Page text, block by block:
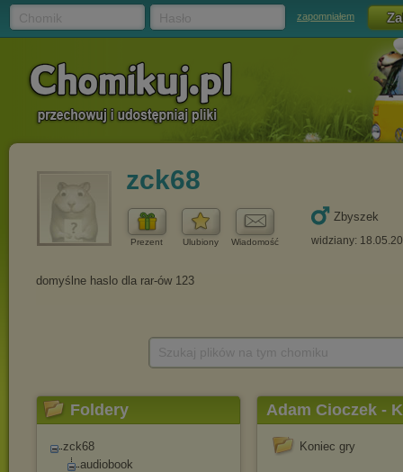
zapomniałem
zck68
Prezent Ulubiony Wiadomość
Zbyszek
widziany:
Foldery
zck68
audiobook
Adam Cioczek -
Koniec gry